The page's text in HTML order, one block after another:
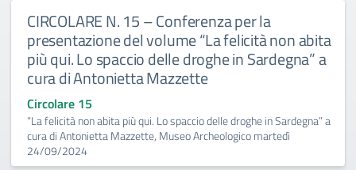
CIRCOLARE N. 15 – Conferenza per la
presentazione del volume “La felicità non abita
più qui. Lo spaccio delle droghe in Sardegna” a
cura di Antonietta Mazzette
Circolare 15
“La felicità non abita più qui. Lo spaccio delle droghe in Sardegna” a
cura di Antonietta Mazzette, Museo Archeologico martedì
24/09/2024